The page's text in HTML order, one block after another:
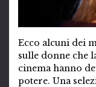
Ecco alcuni dei
sulle donne che
cinema hanno
potere. Una